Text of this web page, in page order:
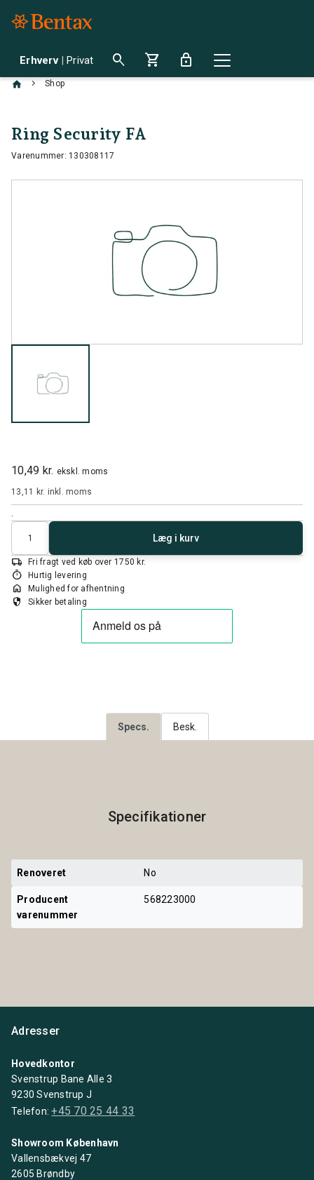
Erhverv | Privat search shopping_cart lock
chevron_right Shop
Ring Security FA
Varenummer: 130308117
10,49 kr. ekskl. moms
13,11 kr. inkl. moms
Antal
Læg i kurv
local_shipping Fri fragt ved køb over 1750 kr.
timer Hurtig levering
home Mulighed for afhentning
security Sikker betaling
Specs. Besk.
Specifikationer
Renoveret No
Producent
varenummer
568223000
Adresser
Hovedkontor
Svenstrup Bane Alle 3
9230 Svenstrup J
Telefon:+45 70 25 44 33
Showroom København
Vallensbækvej 47
2605 Brøndby